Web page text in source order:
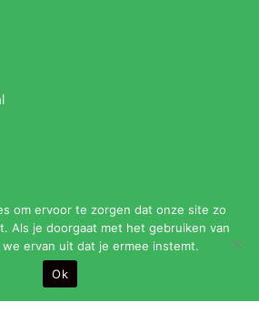
om ervoor te zorgen dat onze site zo
Als je doorgaat met het gebruiken van
ervan uit dat je ermee instemt.
Ok